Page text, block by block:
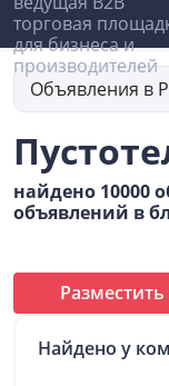
Объявления в
найдено 10000
объявлений в
Найдено у